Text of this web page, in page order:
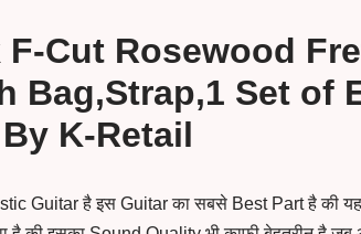
Cut Rosewood
Bag,Strap,1 Set of
K-Retail
Guitar है इस Guitar का सबसे Best Part है की